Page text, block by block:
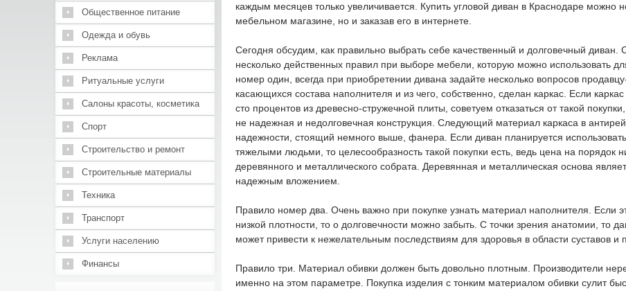
Общественное питание
Одежда и обувь
Реклама
Ритуальные услуги
Салоны красоты, косметика
Спорт
Строительство и ремонт
Строительные материалы
Техника
Транспорт
Услуги населению
Финансы
каждым месяцев только увеличивается. Купить угловой диван в Краснодаре можно
мебельном магазине, но и заказав его в интернете.
Сегодня обсудим, как правильно выбрать себе качественный и долговечный диван.
несколько действенных правил при выборе мебели, которую можно использовать
номер один, всегда при приобретении дивана задайте несколько вопросов продавцу-
касающихся состава наполнителя и из чего, собственно, сделан каркас. Если
сто процентов из древесно-стружечной плиты, советуем отказаться от такой
не надежная и недолговечная конструкция. Следующий материал каркаса в
надежности, стоящий немного выше, фанера. Если диван планируется
тяжелыми людьми, то целесообразность такой покупки есть, ведь цена на порядок
деревянного и металлического собрата. Деревянная и металлическая основа
надежным вложением.
Правило номер два. Очень важно при покупке узнать материал наполнителя. Если
низкой плотности, то о долговечности можно забыть. С точки зрения анатомии, то
может привести к нежелательным последствиям для здоровья в области суставов и
Правило три. Материал обивки должен быть довольно плотным. Производители
именно на этом параметре. Покупка изделия с тонким материалом обивки сулит